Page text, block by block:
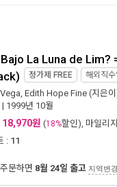
Bajo La Luna de Lim?
정가제 FREE 해외직수
, Edith Hope Fine (지은
| 1999년 10월
18,970원 (18%할인), 마일리지
: 11
문하면 8월 24일 출고 지역변경